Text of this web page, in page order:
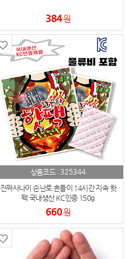
384원
상품코드 : 325344
진짜사나이 손난로 흔들이 14시간 지속 핫
팩 국내생산 KC인증 150g
660원